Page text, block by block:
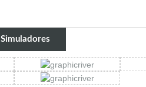
Simuladores